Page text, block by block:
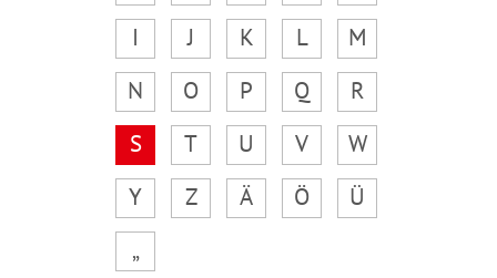
I
J K L
M
N
O P Q
R
S
T U V
W
Y
Z Ä Ö
Ü
„